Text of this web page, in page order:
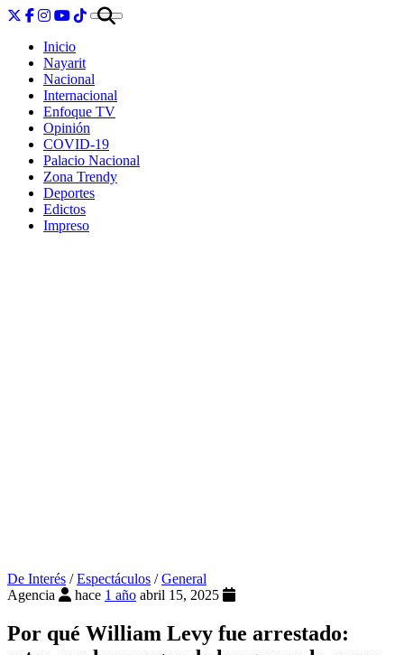
Inicio
Nayarit
Nacional
Internacional
Enfoque TV
Opinión
COVID-19
Palacio Nacional
Zona Trendy
Deportes
Edictos
Impreso
De Interés /Espectáculos /General
Agencia
hace 1 año abril 15, 2025
Por qué William Levy fue arrestado: